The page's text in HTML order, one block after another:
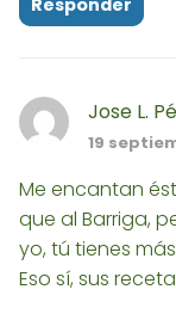
Responder
Jose L.
19
Me encantan
que al Barriga,
yo, tú tienes
Eso sí, sus